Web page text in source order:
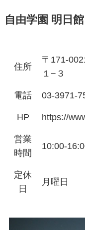
自由学園 明日館
住所
〒171-
１−３
電話 03-3971-
HP https://
営業
時間
10:00-
定休
日
月曜日